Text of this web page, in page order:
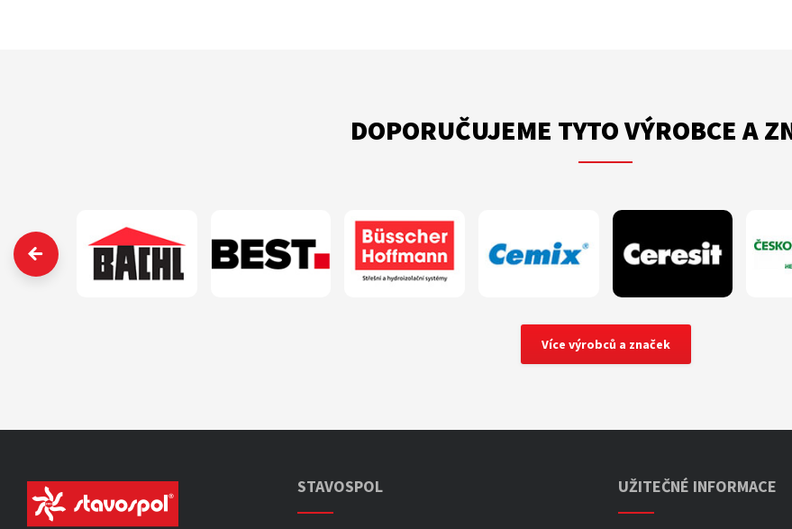
DOPORUČUJEME TYTO VÝROBCE A
‹
Více výrobců a značek
STAVOSPOL UŽITEČNÉ INFORMACE